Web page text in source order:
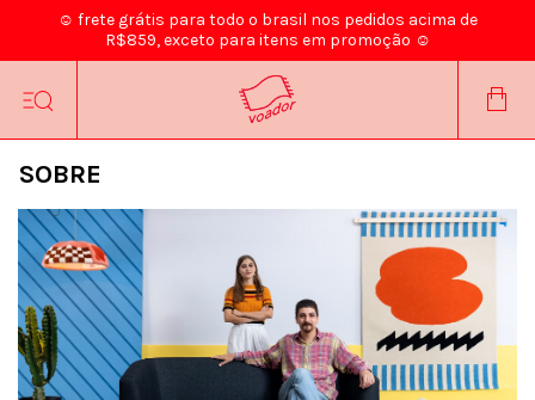
☺ frete grátis para todo o brasil nos pedidos acima de
R$859, exceto para itens em promoção ☺
SOBRE